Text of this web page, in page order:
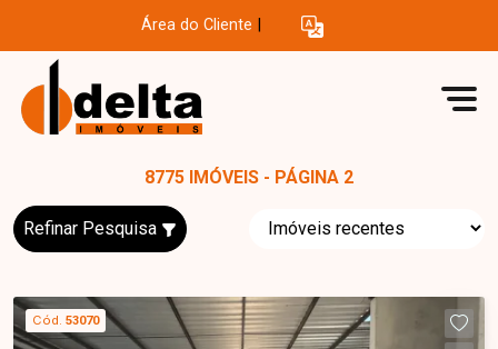
Área do Cliente
8775 IMÓVEIS - PÁGINA 2
Refinar Pesquisa
Cód. 53070